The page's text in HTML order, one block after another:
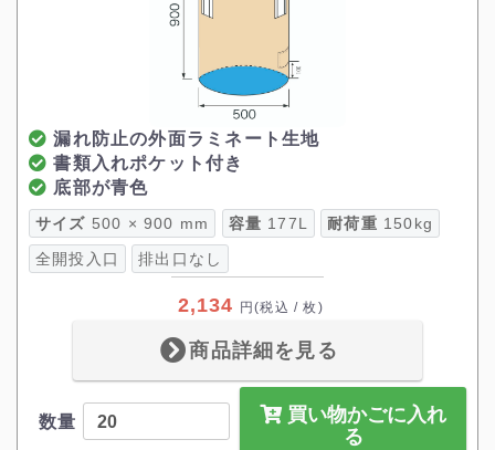
漏れ防止の外面ラミネート生地
書類入れポケット付き
底部が青色
サイズ 500 × 900 mm 容量 177L 耐荷重 150kg
全開投入口 排出口なし
2,134 円(税込 / 枚)
商品詳細を見る
数量
買い物かごに入れ
る